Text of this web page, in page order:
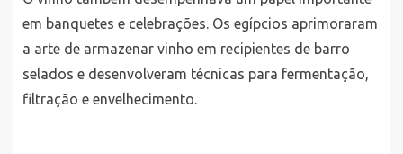
em banquetes e celebrações. Os egípcios aprimoraram
a arte de armazenar vinho em recipientes de barro
selados e desenvolveram técnicas para fermentação,
filtração e envelhecimento.